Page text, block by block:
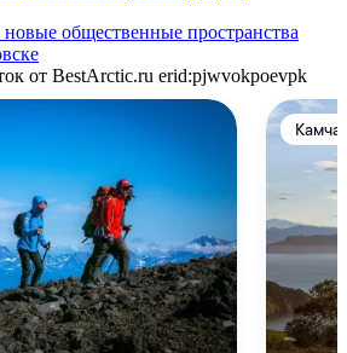
новые общественные пространства
от BestArctic.ru erid:pjwvokpoevpk